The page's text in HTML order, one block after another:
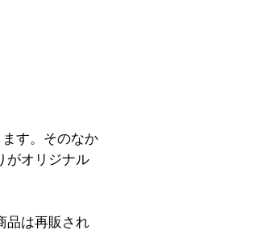
す。そのなか
がオリジナル
品は再販され